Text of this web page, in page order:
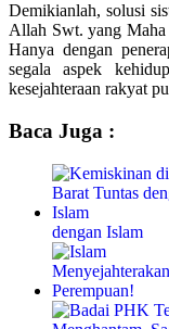
Demikianlah, solusi
Allah Swt. yang Maha
Hanya dengan
segala aspek
kesejahteraan rakyat
Baca Juga :
dengan Islam